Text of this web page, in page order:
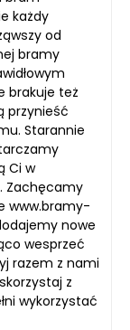
każdy
od
bramy
brakuje też
przynieść
Starannie
Ci w
Zachęcamy
www.bramy-
nowe
wesprzeć
razem z nami
z
wykorzystać